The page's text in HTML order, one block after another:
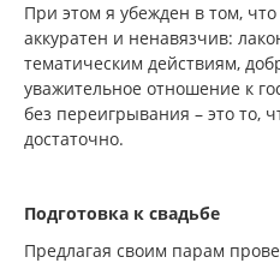
При этом я убежден в том,
аккуратен и ненавязчив:
тематическим действиям,
уважительное отношение к
без переигрывания – это то,
достаточно.
Подготовка к свадьбе
Предлагая своим парам